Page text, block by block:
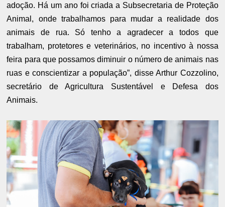
adoção. Há um ano foi criada a Subsecretaria de Proteção
Animal, onde trabalhamos para mudar a realidade dos
animais de rua. Só tenho a agradecer a todos que
trabalham, protetores e veterinários, no incentivo à nossa
feira para que possamos diminuir o número de animais nas
ruas e conscientizar a população”, disse Arthur Cozzolino,
secretário de Agricultura Sustentável e Defesa dos
Animais.